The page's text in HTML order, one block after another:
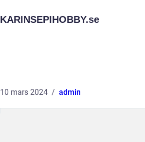
KARINSEPIHOBBY.se
10 mars 2024 admin